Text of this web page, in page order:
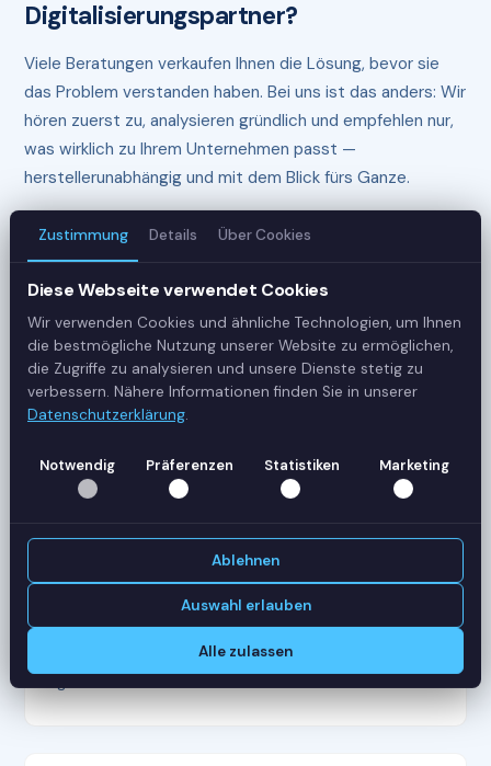
Digitalisierungspartner?
Viele Beratungen verkaufen Ihnen die Lösung, bevor sie
das Problem verstanden haben. Bei uns ist das anders: Wir
hören zuerst zu, analysieren gründlich und empfehlen nur,
was wirklich zu Ihrem Unternehmen passt —
herstellerunabhängig und mit dem Blick fürs Ganze.
Herstellerunabhängig
Wir sind an keinen Hersteller oder Anbieter
gebunden. Unsere Empfehlungen basieren
ausschließlich auf Ihren Anforderungen — nicht auf
Provisionen oder Partnerschaften. So erhalten Sie
immer die Lösung, die am besten zu Ihnen passt.
Mit über 40 erfolgreich abgeschlossenen
Digitalisierungs­projekten kennen wir die typischen
Herausforderungen und wissen, wie man sie löst.
Unsere Berater bringen Erfahrung aus
verschiedenen Branchen und Unternehmens­
Zustimmung Details Über Cookies
Diese Webseite verwendet Cookies
Wir verwenden Cookies und ähnliche Technologien, um Ihnen
die bestmögliche Nutzung unserer Website zu ermöglichen,
die Zugriffe zu analysieren und unsere Dienste stetig zu
verbessern. Nähere Informationen finden Sie in unserer
Datenschutzerklärung.
Notwendig Präferenzen Statistiken Marketing
Ablehnen
Auswahl erlauben
Alle zulassen